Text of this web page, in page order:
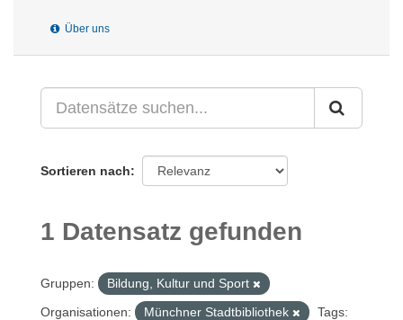
Über uns
Sortieren nach
1 Datensatz gefunden
Gruppen:
Bildung, Kultur und Sport
Organisationen:
Münchner Stadtbibliothek
Tags: